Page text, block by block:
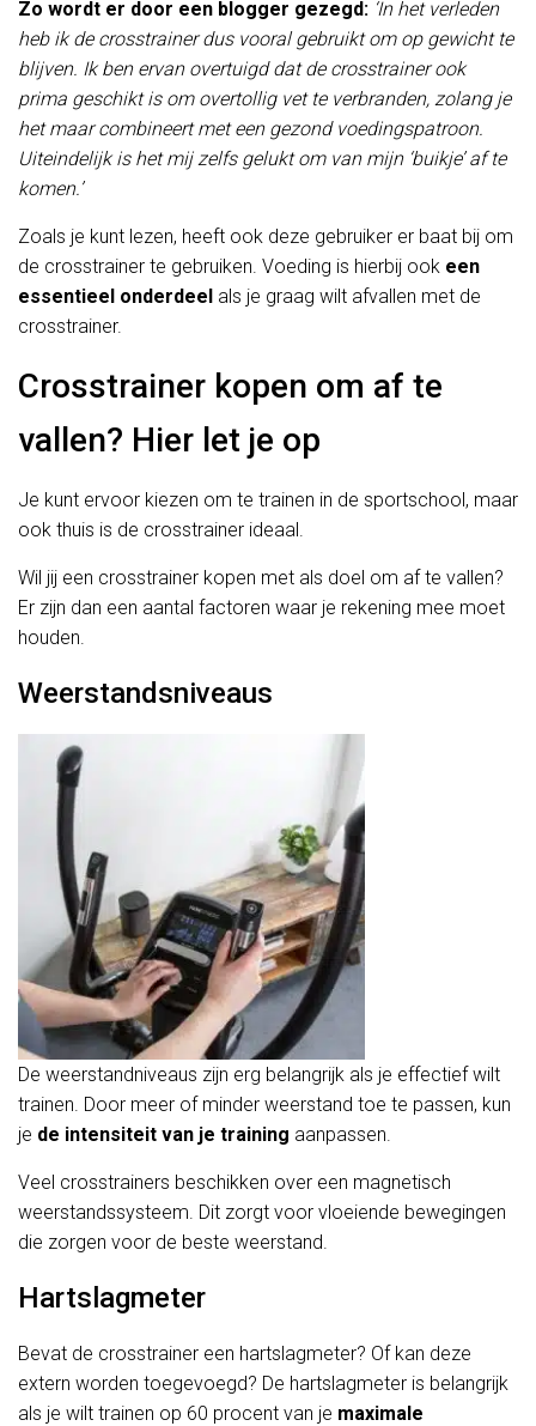
Zo wordt er door een blogger gezegd: ‘In het verleden
heb ik de crosstrainer dus vooral gebruikt om op gewicht te
blijven. Ik ben ervan overtuigd dat de crosstrainer ook
prima geschikt is om overtollig vet te verbranden, zolang je
het maar combineert met een gezond voedingspatroon.
Uiteindelijk is het mij zelfs gelukt om van mijn ‘buikje’ af te
komen.’
Zoals je kunt lezen, heeft ook deze gebruiker er baat bij om
de crosstrainer te gebruiken. Voeding is hierbij ook een
essentieel onderdeel als je graag wilt afvallen met de
crosstrainer.
Crosstrainer kopen om af te
vallen? Hier let je op
Je kunt ervoor kiezen om te trainen in de sportschool, maar
ook thuis is de crosstrainer ideaal.
Wil jij een crosstrainer kopen met als doel om af te vallen?
Er zijn dan een aantal factoren waar je rekening mee moet
houden.
Weerstandsniveaus
De weerstandniveaus zijn erg belangrijk als je effectief wilt
trainen. Door meer of minder weerstand toe te passen, kun
je de intensiteit van je training aanpassen.
Veel crosstrainers beschikken over een magnetisch
weerstandssysteem. Dit zorgt voor vloeiende bewegingen
die zorgen voor de beste weerstand.
Hartslagmeter
Bevat de crosstrainer een hartslagmeter? Of kan deze
extern worden toegevoegd? De hartslagmeter is belangrijk
als je wilt trainen op 60 procent van je maximale